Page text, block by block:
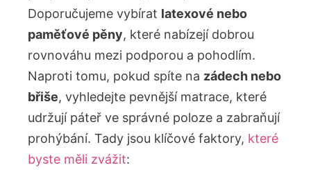
Doporučujeme vybírat latexové nebo
paměťové pěny, které nabízejí dobrou
rovnováhu mezi podporou a pohodlím.
Naproti tomu, pokud spíte na zádech nebo
břiše, vyhledejte pevnější matrace, které
udržují páteř ve správné poloze a zabraňují
prohýbání. Tady jsou klíčové faktory, které
byste měli zvážit: